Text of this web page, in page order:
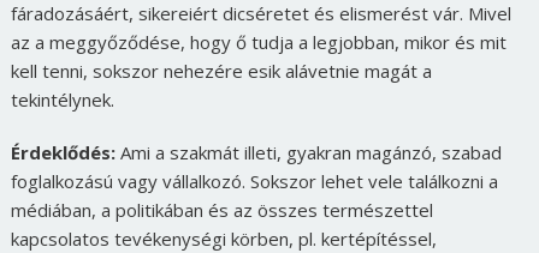
fáradozásáért, sikereiért dicséretet és elismerést vár. Mivel
az a meggyőződése, hogy ő tudja a legjobban, mikor és mit
kell tenni, sokszor nehezére esik alávetnie magát a
tekintélynek.
Érdeklődés:Ami a szakmát illeti, gyakran magánzó, szabad
foglalkozású vagy vállalkozó. Sokszor lehet vele találkozni a
médiában, a politikában és az összes természettel
kapcsolatos tevékenységi körben, pl. kertépítéssel,